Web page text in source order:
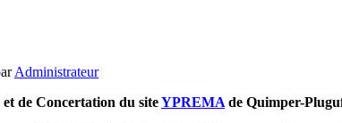
Administrateur
et de Concertation du siteYPREMA de Quimper-